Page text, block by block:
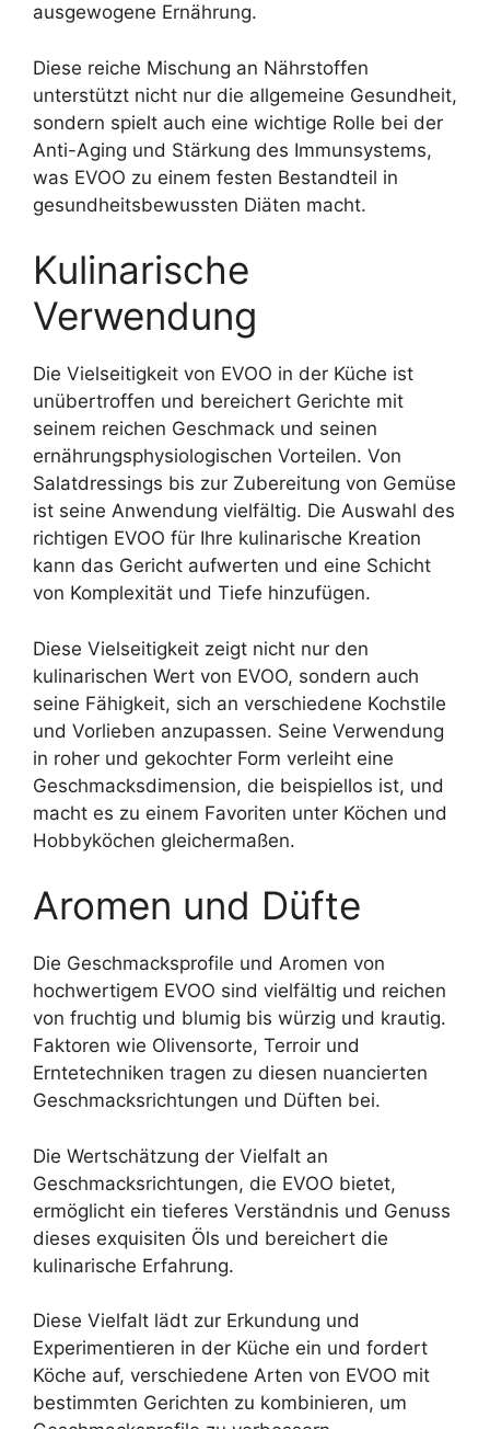
ausgewogene Ernährung.
Diese reiche Mischung an Nährstoffen
unterstützt nicht nur die allgemeine Gesundheit,
sondern spielt auch eine wichtige Rolle bei der
Anti-Aging und Stärkung des Immunsystems,
was EVOO zu einem festen Bestandteil in
gesundheitsbewussten Diäten macht.
Kulinarische
Verwendung
Die Vielseitigkeit von EVOO in der Küche ist
unübertroffen und bereichert Gerichte mit
seinem reichen Geschmack und seinen
ernährungsphysiologischen Vorteilen. Von
Salatdressings bis zur Zubereitung von Gemüse
ist seine Anwendung vielfältig. Die Auswahl des
richtigen EVOO für Ihre kulinarische Kreation
kann das Gericht aufwerten und eine Schicht
von Komplexität und Tiefe hinzufügen.
Diese Vielseitigkeit zeigt nicht nur den
kulinarischen Wert von EVOO, sondern auch
seine Fähigkeit, sich an verschiedene Kochstile
und Vorlieben anzupassen. Seine Verwendung
in roher und gekochter Form verleiht eine
Geschmacksdimension, die beispiellos ist, und
macht es zu einem Favoriten unter Köchen und
Hobbyköchen gleichermaßen.
Aromen und Düfte
Die Geschmacksprofile und Aromen von
hochwertigem EVOO sind vielfältig und reichen
von fruchtig und blumig bis würzig und krautig.
Faktoren wie Olivensorte, Terroir und
Erntetechniken tragen zu diesen nuancierten
Geschmacksrichtungen und Düften bei.
Die Wertschätzung der Vielfalt an
Geschmacksrichtungen, die EVOO bietet,
ermöglicht ein tieferes Verständnis und Genuss
dieses exquisiten Öls und bereichert die
kulinarische Erfahrung.
Diese Vielfalt lädt zur Erkundung und
Experimentieren in der Küche ein und fordert
Köche auf, verschiedene Arten von EVOO mit
bestimmten Gerichten zu kombinieren, um